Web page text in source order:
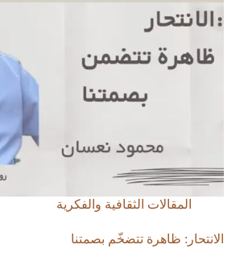
المقالات الثقافية والفكرية
الانتحار: ظاهرة تتضخّم بصمتنا